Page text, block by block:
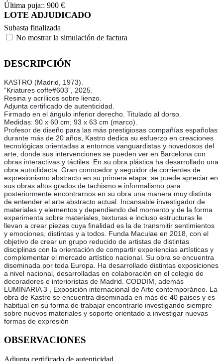
Última puja:: 900 €
LOTE ADJUDICADO
Subasta finalizada
No mostrar la simulación de factura
DESCRIPCIÓN
KASTRO (Madrid, 1973).
“Kriatures coffe#603”, 2025.
Resina y acrílicos sobre lienzo.
Adjunta certificado de autenticidad.
Firmado en el ángulo inferior derecho. Titulado al dorso.
Medidas: 90 x 60 cm; 93 x 63 cm (marco).
Profesor de diseño para las más prestigiosas compañías españolas
durante más de 20 años, Kastro dedica su esfuerzo en creaciones
tecnológicas orientadas a entornos vanguardistas y novedosos del
arte, donde sus intervenciones se pueden ver en Barcelona con
obras interactivas y táctiles. En su obra plástica ha desarrollado una
obra autodidacta. Gran conocedor y seguidor de corrientes de
expresionismo abstracto en su primera etapa, se puede apreciar en
sus obras altos grados de tachismo e informalismo para
posteriormente encontrarnos en su obra una manera muy distinta
de entender el arte abstracto actual. Incansable investigador de
materiales y elementos y dependiendo del momento y de la forma
experimenta sobre materiales, texturas e incluso estructuras le
llevan a crear piezas cuya finalidad es la de transmitir sentimientos
y emociones, distintas y a todos. Funda Maculae en 2018, con el
objetivo de crear un grupo reducido de artistas de distintas
disciplinas con la orientación de compartir experiencias artísticas y
complementar el mercado artístico nacional. Su obra se encuentra
diseminada por toda Europa. Ha desarrollado distintas exposiciones
a nivel nacional, desarrolladas en colaboración en el colegio de
decoradores e interioristas de Madrid. CODDIM, además
LUMINARIA 3 , Exposición internacional de Arte contemporáneo. La
obra de Kastro se encuentra diseminada en más de 40 paises y es
habitual en su forma de trabajar encontrarlo investigando siempre
sobre nuevos materiales y soporte orientado a investigar nuevas
formas de expresión
OBSERVACIONES
Adjunta certificado de autenticidad.